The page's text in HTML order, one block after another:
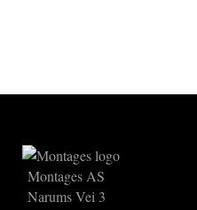
Montages AS
Narums Vei 3